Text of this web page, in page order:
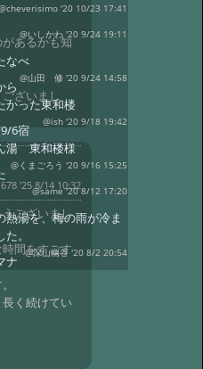
あるかも知
ざいまし
'25 8/14 10:32
ございまし
間をすごす
く続けてい
'20 10/23 17:41
@いしかわ '20 9/24 19:11
なべ
@山田 修 '20 9/24 14:58
ら
かった東和楼
@ish '20 9/18 19:42
6宿
湯 東和楼様
@くまごろう '20 9/16 15:25
@same '20 8/12 17:20
熱湯を、梅の雨が冷ま
。
@深山幽谷 '20 8/2 20:54
ナ
屋旅館（所感）